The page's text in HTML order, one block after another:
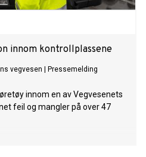
innom kontrollplassene
vegvesen Pressemelding
innom en av Vegvesenets
feil og mangler på over 47